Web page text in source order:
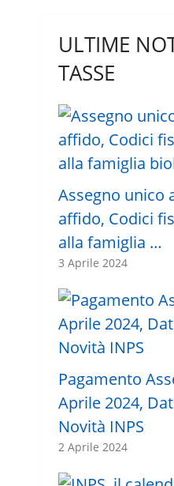
ULTIME
TASSE
Assegno unico
affido, Codici
alla famiglia …
3 Aprile 2024
Pagamento
Aprile 2024,
Novità INPS
2 Aprile 2024